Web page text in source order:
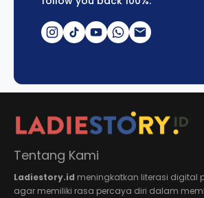
Tentang Kami
Ladiestory.id meningkatkan literasi digital
agar memiliki rasa percaya diri dalam